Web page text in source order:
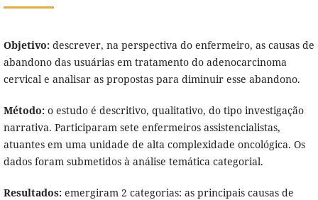
Objetivo:descrever, na perspectiva do enfermeiro, as causas de
abandono das usuárias em tratamento do adenocarcinoma
cervical e analisar as propostas para diminuir esse abandono.
Método: o estudo é descritivo, qualitativo, do tipo investigação
narrativa. Participaram sete enfermeiros assistencialistas,
atuantes em uma unidade de alta complexidade oncológica. Os
dados foram submetidos à análise temática categorial.
Resultados:emergiram 2 categorias: as principais causas de